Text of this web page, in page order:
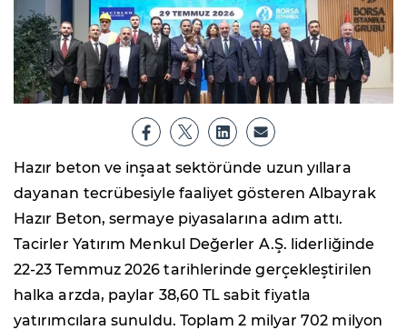
Hazır beton ve inşaat sektöründe uzun yıllara
dayanan tecrübesiyle faaliyet gösteren Albayrak
Hazır Beton, sermaye piyasalarına adım attı.
Tacirler Yatırım Menkul Değerler A.Ş. liderliğinde
22-23 Temmuz 2026 tarihlerinde gerçekleştirilen
halka arzda, paylar 38,60 TL sabit fiyatla
yatırımcılara sunuldu. Toplam 2 milyar 702 milyon